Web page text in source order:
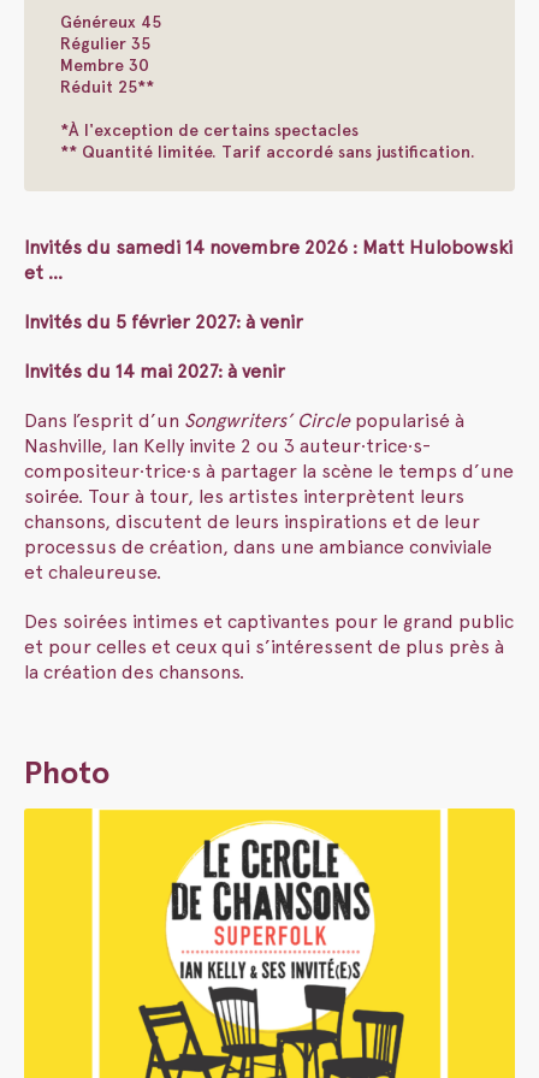
Généreux 45
Régulier 35
Membre 30
Réduit 25**
*À l'exception de certains spectacles
** Quantité limitée. Tarif accordé sans justification.
Invités du samedi 14 novembre 2026 : Matt Hulobowski
et …
Invités du 5 février 2027: à venir
Invités du 14 mai 2027: à venir
Dans l’esprit d’un Songwriters’ Circlepopularisé à
Nashville, Ian Kelly invite 2 ou 3 auteur·trice·s-
compositeur·trice·s à partager la scène le temps d’une
soirée. Tour à tour, les artistes interprètent leurs
chansons, discutent de leurs inspirations et de leur
processus de création, dans une ambiance conviviale
et chaleureuse.
Des soirées intimes et captivantes pour le grand public
et pour celles et ceux qui s’intéressent de plus près à
la création des chansons.
Photo